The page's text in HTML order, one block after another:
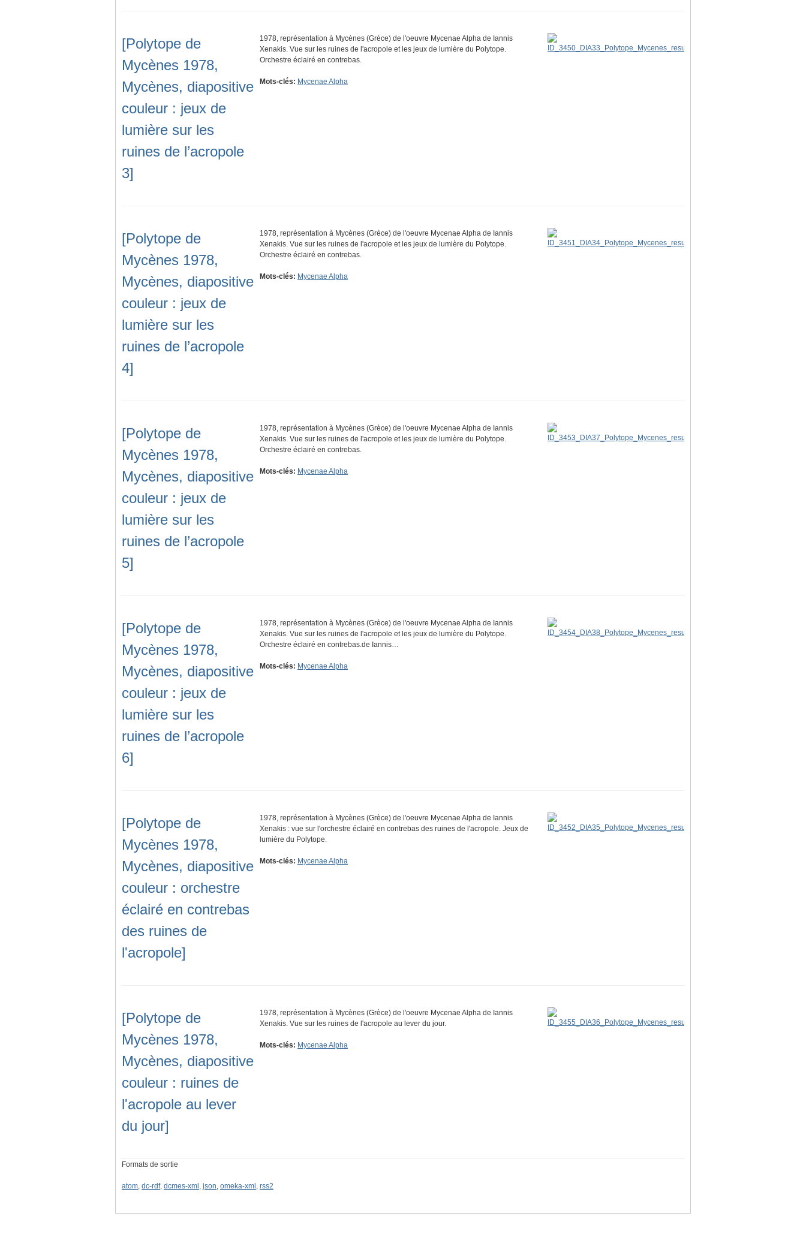
[Polytope de
Mycènes 1978,
Mycènes, diapositive
couleur : jeux de
lumière sur les
ruines de l’acropole
3]
1978, représentation à Mycènes (Grèce) de l'oeuvre Mycenae Alpha de Iannis
Xenakis. Vue sur les ruines de l'acropole et les jeux de lumière du Polytope.
Orchestre éclairé en contrebas.
Mots-clés: Mycenae Alpha
[Polytope de
Mycènes 1978,
Mycènes, diapositive
couleur : jeux de
lumière sur les
ruines de l’acropole
4]
1978, représentation à Mycènes (Grèce) de l'oeuvre Mycenae Alpha de Iannis
Xenakis. Vue sur les ruines de l'acropole et les jeux de lumière du Polytope.
Orchestre éclairé en contrebas.
Mots-clés: Mycenae Alpha
[Polytope de
Mycènes 1978,
Mycènes, diapositive
couleur : jeux de
lumière sur les
ruines de l’acropole
5]
1978, représentation à Mycènes (Grèce) de l'oeuvre Mycenae Alpha de Iannis
Xenakis. Vue sur les ruines de l'acropole et les jeux de lumière du Polytope.
Orchestre éclairé en contrebas.
Mots-clés: Mycenae Alpha
[Polytope de
Mycènes 1978,
Mycènes, diapositive
couleur : jeux de
lumière sur les
ruines de l’acropole
6]
1978, représentation à Mycènes (Grèce) de l'oeuvre Mycenae Alpha de Iannis
Xenakis. Vue sur les ruines de l'acropole et les jeux de lumière du Polytope.
Orchestre éclairé en contrebas.de Iannis…
Mots-clés: Mycenae Alpha
[Polytope de
Mycènes 1978,
Mycènes, diapositive
couleur : orchestre
éclairé en contrebas
des ruines de
l'acropole]
1978, représentation à Mycènes (Grèce) de l'oeuvre Mycenae Alpha de Iannis
Xenakis : vue sur l'orchestre éclairé en contrebas des ruines de l'acropole. Jeux de
lumière du Polytope.
Mots-clés: Mycenae Alpha
[Polytope de
Mycènes 1978,
Mycènes, diapositive
couleur : ruines de
l'acropole au lever
du jour]
1978, représentation à Mycènes (Grèce) de l'oeuvre Mycenae Alpha de Iannis
Xenakis. Vue sur les ruines de l'acropole au lever du jour.
Mots-clés: Mycenae Alpha
Formats de sortie
atom, dc-rdf, dcmes-xml , json, omeka-xml , rss2